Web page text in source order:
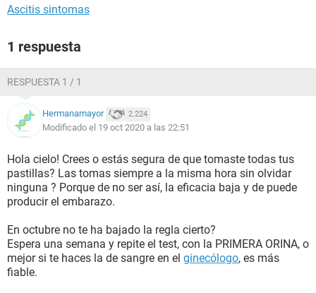
Ascitis sintomas
1 respuesta
RESPUESTA 1 / 1
Hermanamayor 2.224
Modificado el 19 oct 2020 a las 22:51
Hola cielo! Crees o estás segura de que tomaste todas tus
pastillas? Las tomas siempre a la misma hora sin olvidar
ninguna ? Porque de no ser así, la eficacia baja y de puede
producir el embarazo.
En octubre no te ha bajado la regla cierto?
Espera una semana y repite el test, con la PRIMERA ORINA, o
mejor si te haces la de sangre en el ginecólogo, es más
fiable.